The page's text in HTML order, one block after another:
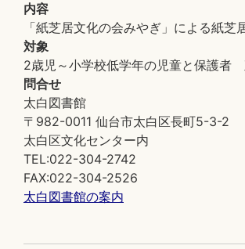
内容
「紙芝居文化の会みやぎ」による紙芝
対象
2歳児～小学校低学年の児童と保護者
問合せ
太白図書館
〒982-0011 仙台市太白区長町5-3-2
太白区文化センター内
TEL:022-304-2742
FAX:022-304-2526
太白図書館の案内